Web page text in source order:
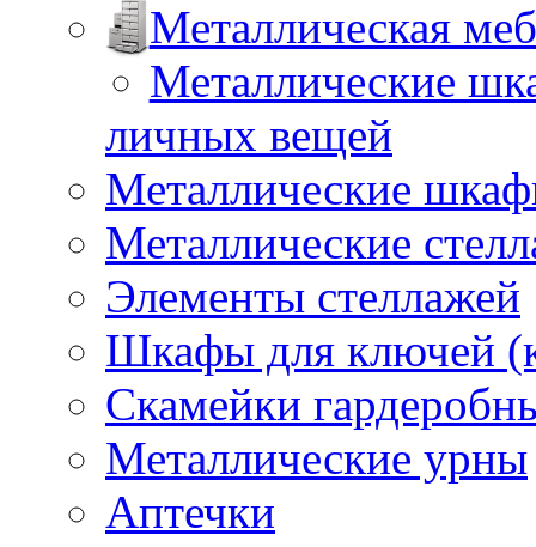
Металлическая
Металлические
личных вещей
Металлические
Металлические
Элементы стеллажей
Шкафы для ключей
Скамейки
Металлические урны
Аптечки